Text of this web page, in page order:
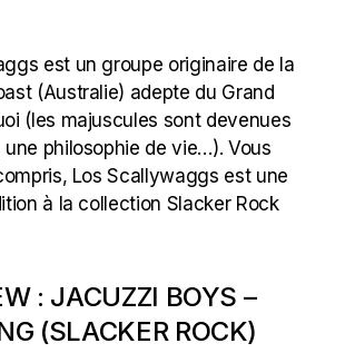
est un groupe originaire de la
(Australie) adepte du Grand
(les majuscules sont devenues
philosophie de vie…). Vous
Los Scallywaggs est une
à la collection Slacker Rock
: JACUZZI BOYS –
(SLACKER ROCK)